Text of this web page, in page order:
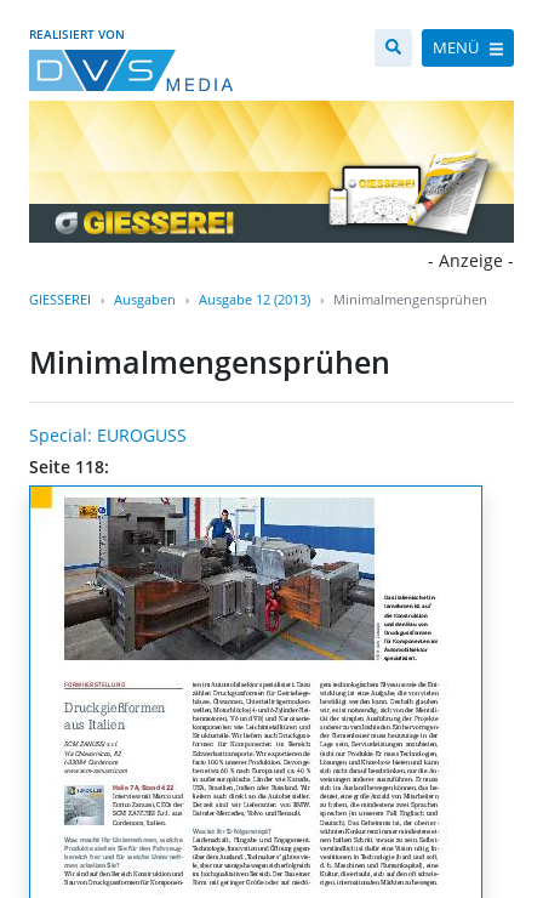
REALISIERT VON
MENÜ
- Anzeige -
GIESSEREI Ausgaben Ausgabe 12 (2013) Minimalmengensprühen
Minimalmengensprühen
Special: EUROGUSS
Seite 118: